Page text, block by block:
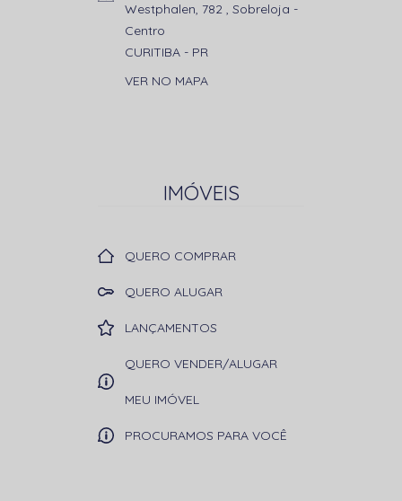
Westphalen, 782 , Sobreloja -
Centro
CURITIBA - PR
VER NO MAPA
IMÓVEIS
QUERO COMPRAR
QUERO ALUGAR
LANÇAMENTOS
QUERO VENDER/ALUGAR
MEU IMÓVEL
PROCURAMOS PARA VOCÊ